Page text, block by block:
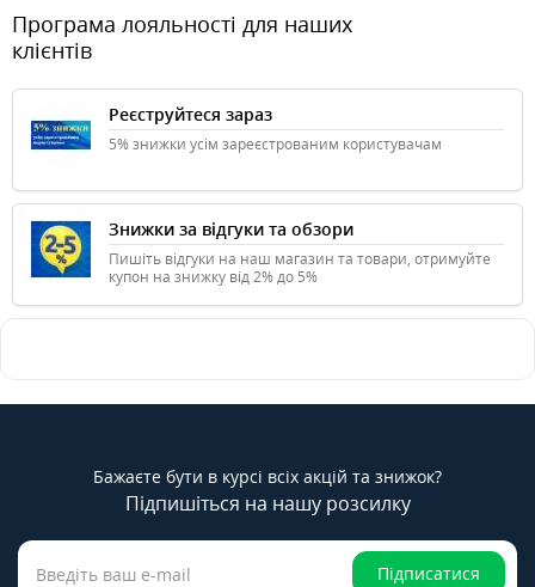
Програма лояльності для наших
клієнтів
Реєструйтеся зараз
5% знижки усім зареєстрованим користувачам
Знижки за відгуки та обзори
Пишіть відгуки на наш магазин та товари, отримуйте
купон на знижку від 2% до 5%
Бажаєте бути в курсі всіх акцій та знижок?
Підпишіться на нашу розсилку
Підписатися